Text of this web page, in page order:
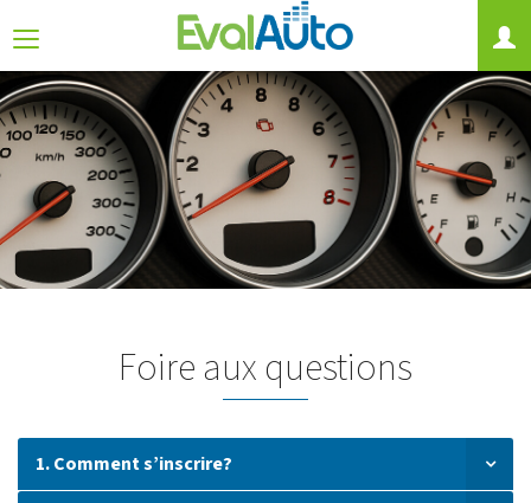
Foire aux questions
1. Comment s’inscrire?